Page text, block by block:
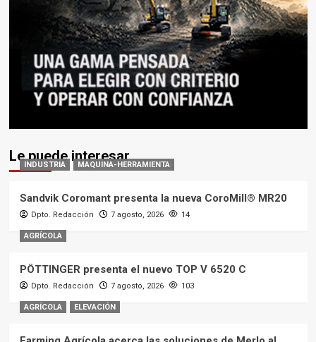
Le puede interesar
INDUSTRIA MAQUINA-HERRAMIENTA
Sandvik Coromant presenta la nueva CoroMill® MR20
Dpto. Redacción 7 agosto, 2026 14
AGRÍCOLA
PÖTTINGER presenta el nuevo TOP V 6520 C
Dpto. Redacción 7 agosto, 2026 103
AGRÍCOLA ELEVACIÓN